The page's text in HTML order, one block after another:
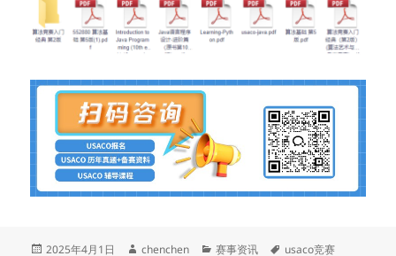
发
2025年4月1日 作
chenchen 分
赛事资讯 标
usaco竞赛